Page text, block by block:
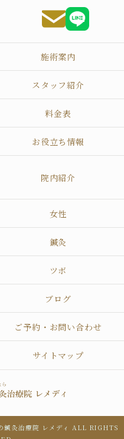
施術案内
スタッフ紹介
料金表
お役立ち情報
院内紹介
女性
鍼灸
ツボ
ブログ
ご予約・お問い合わせ
サイトマップ
鍼灸治療院 レメディ ALL RIGHTS